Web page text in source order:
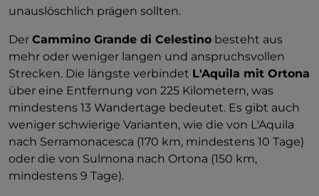
unauslöschlich prägen sollten.
Der Cammino Grande di Celestino besteht aus
mehr oder weniger langen und anspruchsvollen
Strecken. Die längste verbindet L'Aquila mit Ortona
über eine Entfernung von 225 Kilometern, was
mindestens 13 Wandertage bedeutet. Es gibt auch
weniger schwierige Varianten, wie die von L'Aquila
nach Serramonacesca (170 km, mindestens 10 Tage)
oder die von Sulmona nach Ortona (150 km,
mindestens 9 Tage).